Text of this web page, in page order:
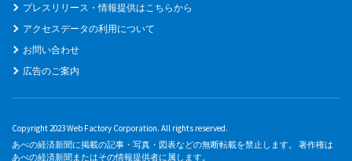
プレスリリース・情報提供はこちらから
アクセスデータの利用について
お問い合わせ
広告のご案内
Copyright 2023 Web Factory Corporation. All rights reserved.
あべの経済新聞に掲載の記事・写真・図表などの無断転載を禁止します。 著作権は
あべの経済新聞またはその情報提供者に属します。